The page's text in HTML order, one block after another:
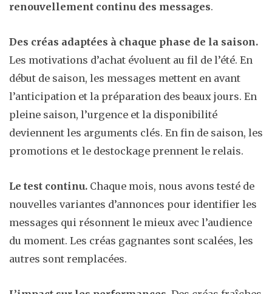
renouvellement continu des messages.
Des créas adaptées à chaque phase de la saison.
Les motivations d’achat évoluent au fil de l’été. En
début de saison, les messages mettent en avant
l’anticipation et la préparation des beaux jours. En
pleine saison, l’urgence et la disponibilité
deviennent les arguments clés. En fin de saison, les
promotions et le destockage prennent le relais.
Le test continu. Chaque mois, nous avons testé de
nouvelles variantes d’annonces pour identifier les
messages qui résonnent le mieux avec l’audience
du moment. Les créas gagnantes sont scalées, les
autres sont remplacées.